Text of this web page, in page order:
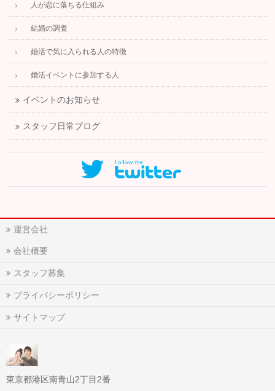
人が恋に落ちる仕組み
結婚の調査
婚活で気に入られる人の特徴
婚活イベントに参加する人
イベントのお知らせ
スタッフ日常ブログ
運営会社
会社概要
スタッフ募集
プライバシーポリシー
サイトマップ
東京都港区南青山2丁目2番